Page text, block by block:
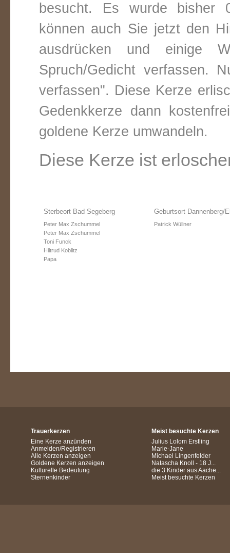
besucht. Es wurde bisher
können auch Sie jetzt den
ausdrücken und einige
Spruch/Gedicht verfassen.
verfassen". Diese Kerze
Gedenkkerze dann
goldene Kerze umwandeln.
Diese Kerze ist
Sterbeort Bad Segeberg
Peter Max Zschummel
Peter Max Zschummel
Toni Funck
Hiltrud Koblitz
Papa
Geburtsort Dannenberg/
Patrick Wüllner
Trauerkerzen
Eine Kerze anzünden
Anmelden/Registrieren
Alle Kerzen anzeigen
Goldene Kerzen anzeigen
Kulturelle Bedeutung
Sternenkinder
Meist besuchte Kerzen
Julius Lolom Erstling
Marie-Jane
Michael Lingenfelder
Natascha Knoll - 18 J...
die 3 Kinder aus Aache...
Meist besuchte Kerzen